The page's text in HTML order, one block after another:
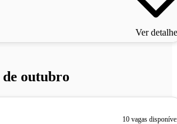
Ver
outubro
10 vagas